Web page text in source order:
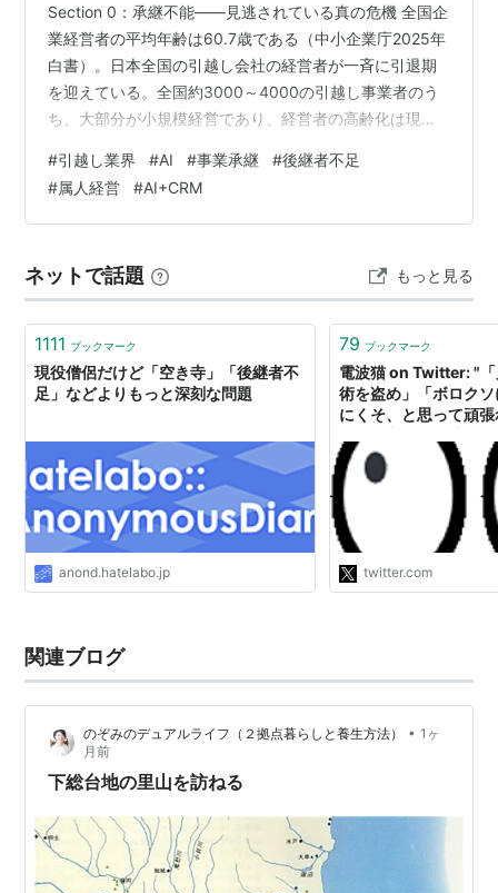
Section 0：承継不能——見逃されている真の危機 全国企
業経営者の平均年齢は60.7歳である（中小企業庁2025年
白書）。日本全国の引越し会社の経営者が一斉に引退期
を迎えている。全国約3000～4000の引越し事業者のう
ち、大部分が小規模経営であり、経営者の高齢化は現実
率は47.2％である（帝国データバンク2024年）。半数近
い企業が後継者を確定していない。60歳以上の経営者の
うち、60％超が廃業を検討している（日本政策金融公庫
「後継者が見つからないから廃業する」というものでは
ない。 後継…
#引越し業界 #AI #事業承継 #後継者不足
#属人経営 #AI+CRM
ネットで話題 もっと見る
1111 ブックマーク
現役僧侶だけど「空き寺」「後継者不
足」などよりもっと深刻な問題
anond.hatelabo.jp
79 ブックマーク
電波猫 on Twitter: "
術を盗め」「ボロク
にくそ、と思って頑
者不足に悩んでいる
育てる方法ではなく
効率的に探す方法に
気が低迷して素質の
ると破綻してしまう
twitter.com
関連ブログ
のぞみのデュアルライフ（２拠点暮らしと養生方法） • 1ヶ
月前
下総台地の里山を訪ねる